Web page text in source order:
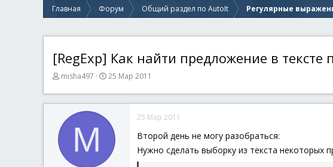
Главная Форум Общий раздел по AutoIt Регулярные
[RegExp] Как найти предложение в
А
т
р
т
м
ы
misha497
Д
т
н
а
а
л
25 Мар 2011
M
25 Мар 2011
Второй день не могу разобраться:
Нужно сделать выборку из текста некоторых